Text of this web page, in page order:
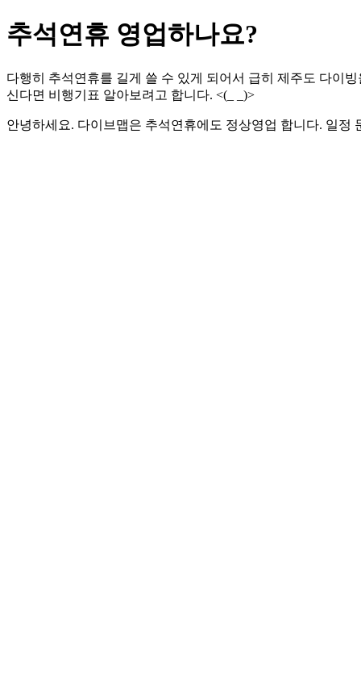
추석연휴 영업하나요?
다행히 추석연휴를 길게 쓸 수 있게 되어서 급히 제주도 다이
신다면 비행기표 알아보려고 합니다. <(_ _)>
안녕하세요. 다이브맵은 추석연휴에도 정상영업 합니다. 일정